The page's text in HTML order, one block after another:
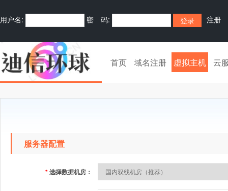
用户名: 密 码: 注册
首页 域名注册 虚拟主机 云
服务器配置
*选择数据机房：